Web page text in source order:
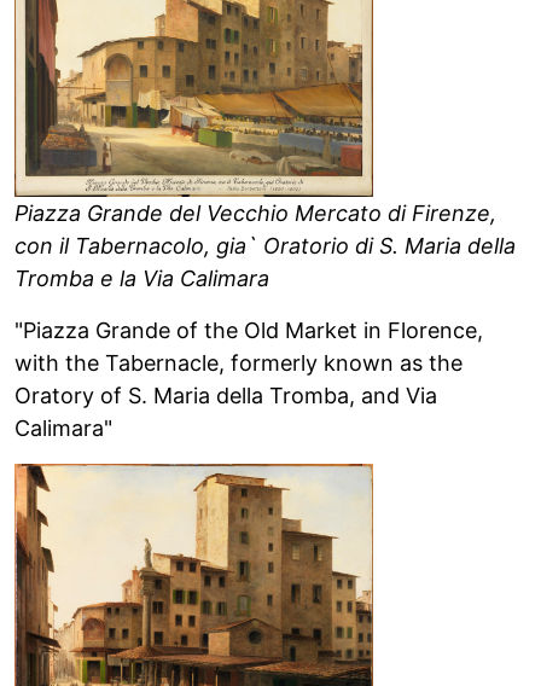
Piazza Grande del Vecchio Mercato di Firenze,
con il Tabernacolo, gia` Oratorio di S. Maria della
Tromba e la Via Calimara
"Piazza Grande of the Old Market in Florence,
with the Tabernacle, formerly known as the
Oratory of S. Maria della Tromba, and Via
Calimara"